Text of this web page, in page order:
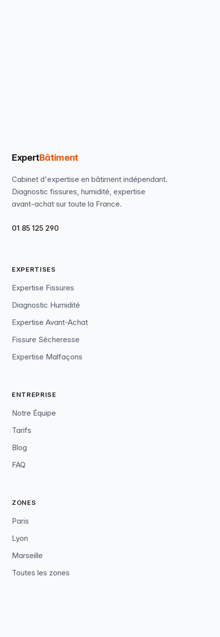
ExpertBâtiment
Cabinet d'expertise en bâtiment indépendant.
Diagnostic fissures, humidité, expertise
avant-achat sur toute la France.
01 85 125 290
EXPERTISES
Expertise Fissures
Diagnostic Humidité
Expertise Avant-Achat
Fissure Sécheresse
Expertise Malfaçons
ENTREPRISE
Notre Équipe
Tarifs
Blog
FAQ
ZONES
Paris
Lyon
Marseille
Toutes les zones